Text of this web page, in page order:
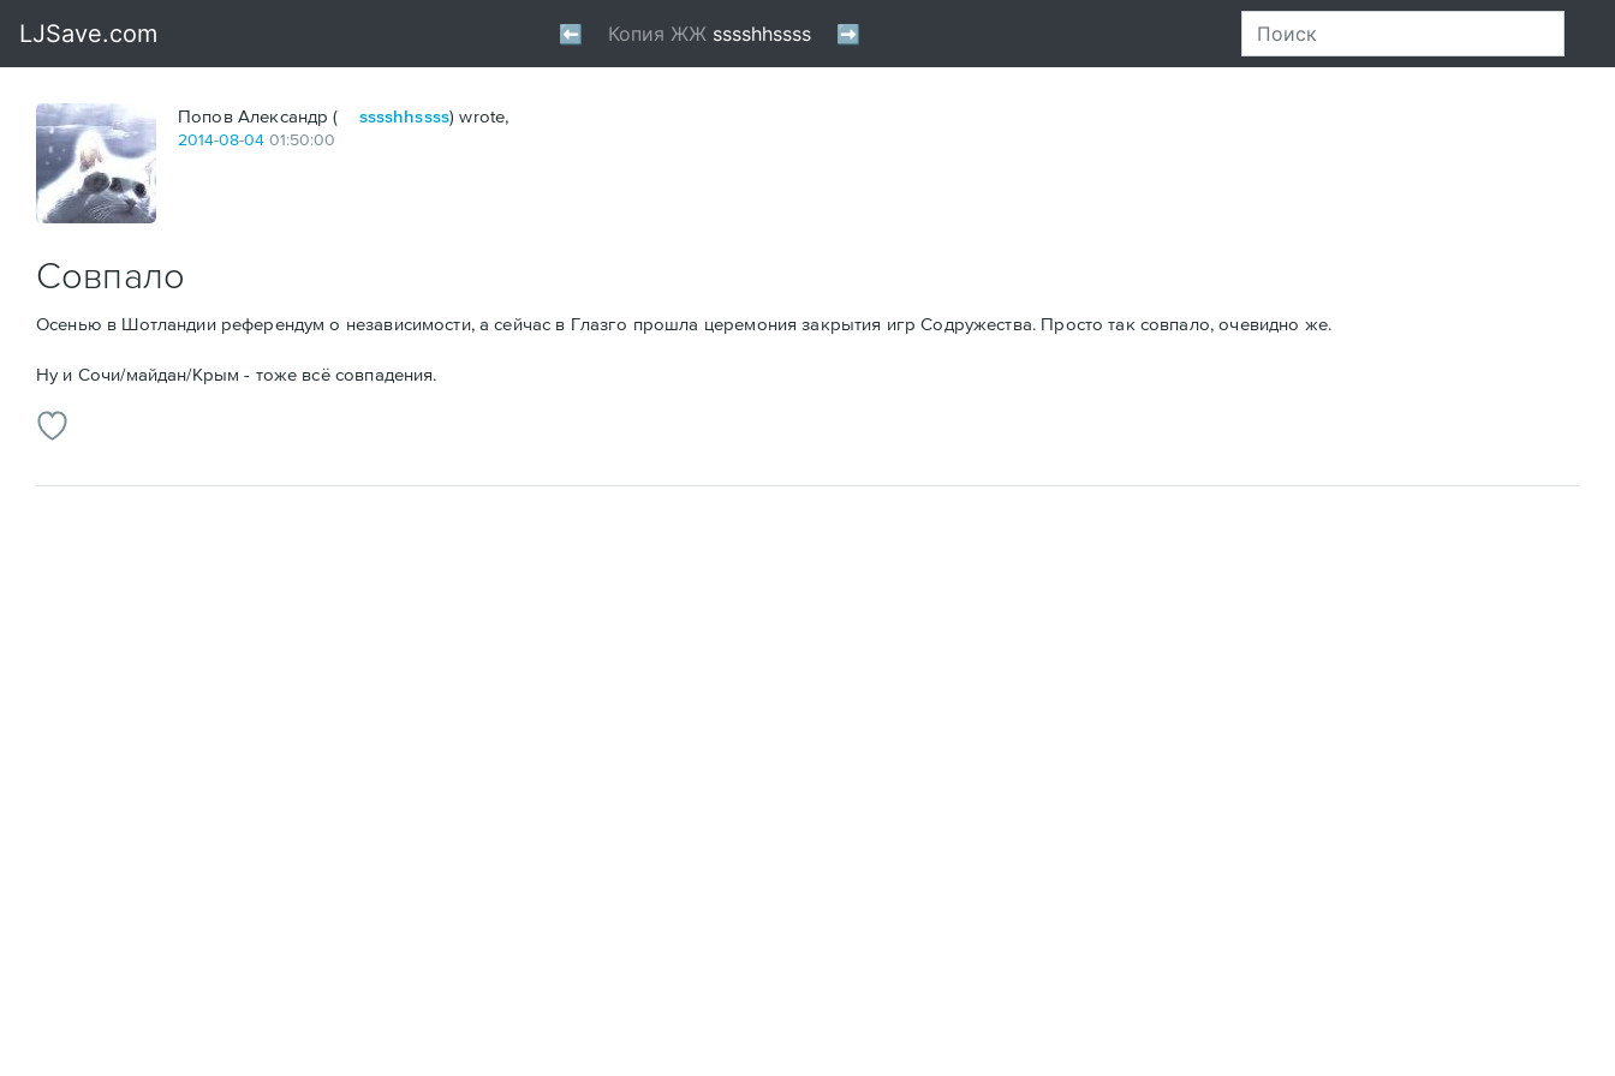
Попов Александр ( sssshhssss) wrote,
2014-08-04 01:50:00
Совпало
Осенью в Шотландии референдум о независимости, а сейчас в Глазго прошла церемония закрытия игр Содружества. Просто так совпало, очевидно же.
Ну и Сочи/майдан/Крым - тоже всё совпадения.